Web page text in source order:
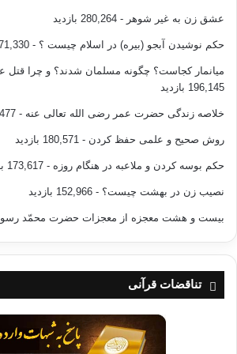
روشنی برای ابواب بهشت و تفاوت‌های آن
لَهَا سَبْعَةُ أَبْوَابٍ لِّكُلِّ بَابٍ مِّنْهُمْ جُزْءٌ مَّقْسُومٌ
«دوزخ داراي هفت در است و هر دري بخش
ايشان است).» حِجر/44
5- در تمام آیات کلمه‌ی «الجنّه» به معنی
بیاید، منظور باغ بهشتی است.
6- منتقد یا فراموشکار بوده، یا
«جنّت» و «جنّات»؛ چند بار واژه‌ی
کدام بیانگر نوع نعمت در مقابل عملکرد
(21) سوره‌ی حدید و (41)
عشق زن به غیر شوهر - 280,264 بازدید
حکم نوشیدن آبجو (بیره) در اسلام چیست ؟ - 271,330 بازدید
میانمار کجاست؟ چگونه مسلمان شدند؟ و چرا قتل
196,145 بازدید
خلاصه زندگی حضرت عمر رضی الله تعالی عنه - 185,477 بازدید
روش صحیح و علمی حفظ کردن - 180,571 بازدید
حکم بوسه کردن و ملاعبه در هنگام روزه - 173,617 بازدید
نصیب زن در بهشت چیست؟ - 152,966 بازدید
بیست و هشت معجزه از معجزات حضرت محمّد رسول
تناقضات قرآنی